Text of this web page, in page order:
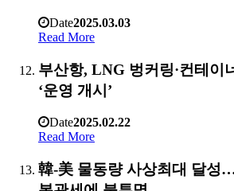
Date2025.03.03
Read More
부산항, LNG 벙커링·컨테이
‘운영 개시’
Date2025.02.22
Read More
韓-美 물동량 사상최대 달성